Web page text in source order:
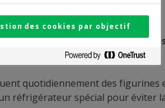
Crelan Foundation a mis à
quotidiennement des figurines
réfrigérateur spécial pour éviter
des cookies par objectif